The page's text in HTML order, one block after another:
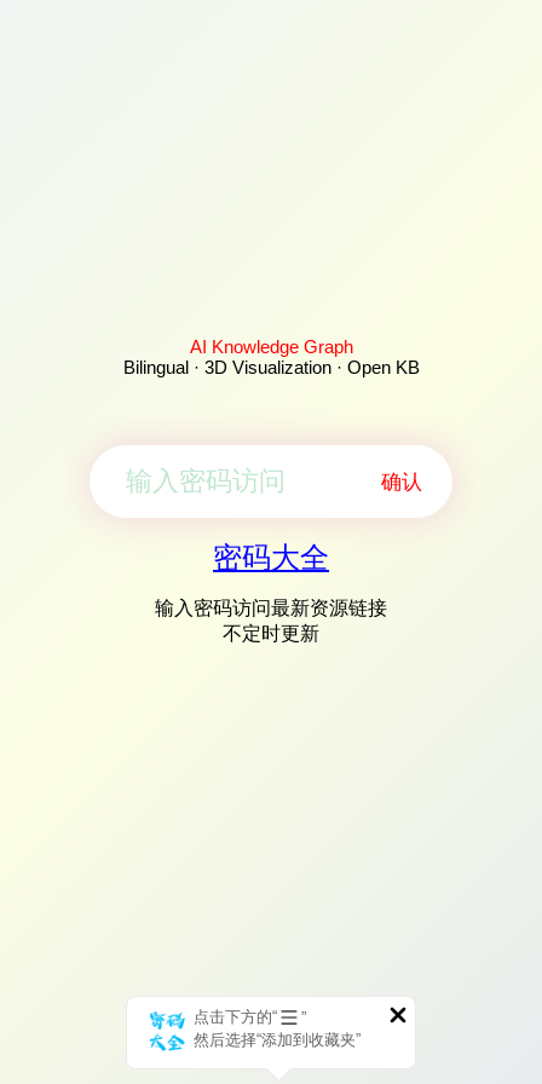
AI Knowledge Graph
Bilingual · 3D Visualization · Open KB
确认
密码大全
输入密码访问最新资源链接
不定时更新
点击下方的“
”
然后选择“添加到收藏夹”